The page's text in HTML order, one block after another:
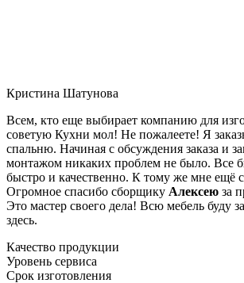
Кристина Шатунова
Всем, кто еще выбирает компанию для
советую Кухни мол! Не пожалеете! Я
спальню. Начиная с обсуждения заказа и
монтажом никаких проблем не было. Все
быстро и качественно. К тому же мне ещё
Огромное спасибо сборщику Алексею за
Это мастер своего дела! Всю мебель буду
здесь.
Качество продукции
Уровень сервиса
Срок изготовления